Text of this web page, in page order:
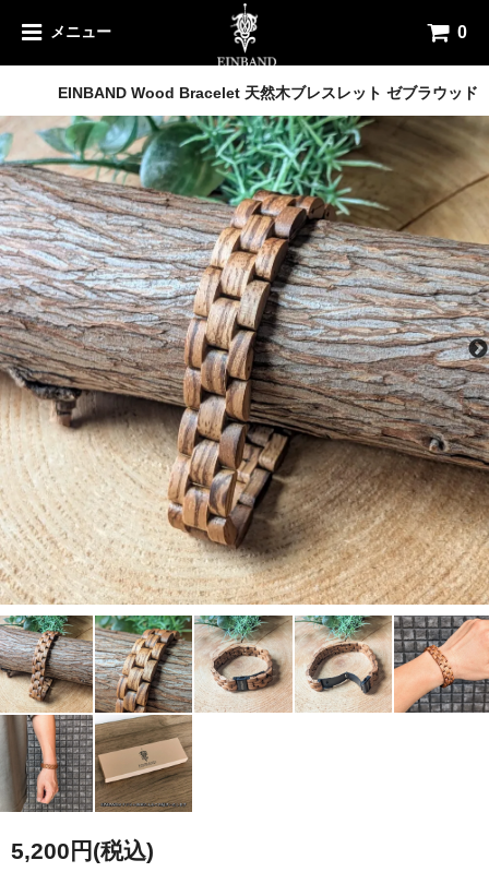
メニュー 0
EINBAND Wood Bracelet 天然木ブレスレット ゼブラウッド
5,200円(税込)